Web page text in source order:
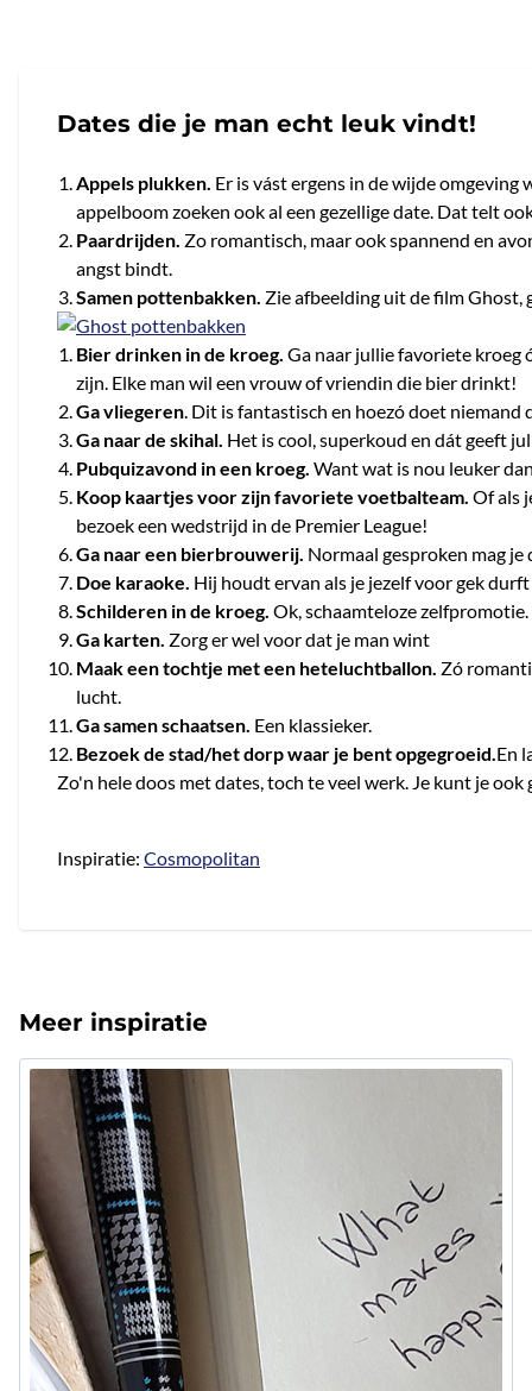
Dates die je man echt leuk vindt!
Appels plukken. Er is vást ergens in de wijde omgeving
appelboom zoeken ook al een gezellige date. Dat telt
Paardrijden. Zo romantisch, maar ook spannend en
angst bindt.
Samen pottenbakken. Zie afbeelding uit de film Ghost,
Bier drinken in de kroeg. Ga naar jullie favoriete kroeg
zijn. Elke man wil een vrouw of vriendin die bier drinkt!
Ga vliegeren. Dit is fantastisch en hoezó doet niemand
Ga naar de skihal. Het is cool, superkoud en dát geeft
Pubquizavond in een kroeg. Want wat is nou leuker
Koop kaartjes voor zijn favoriete voetbalteam. Of als
bezoek een wedstrijd in de Premier League!
Ga naar een bierbrouwerij. Normaal gesproken mag
Doe karaoke. Hij houdt ervan als je jezelf voor gek
Schilderen in de kroeg. Ok, schaamteloze
Ga karten. Zorg er wel voor dat je man wint
Maak een tochtje met een heteluchtballon. Zó
lucht.
Ga samen schaatsen. Een klassieker.
Bezoek de stad/het dorp waar je bent opgegroeid.En
Zo'n hele doos met dates, toch te veel werk. Je kunt je
Inspiratie: Cosmopolitan
Meer inspiratie